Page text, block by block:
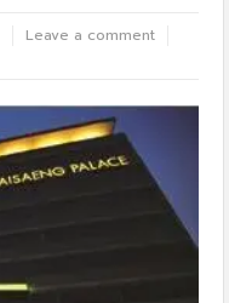
Leave a comment